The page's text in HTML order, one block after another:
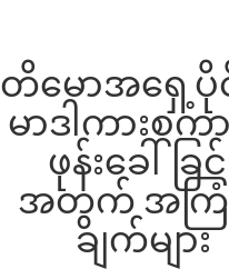
တိမောအရှေ့ပို
မာဒါကားစက
ဖုန်းခေါ်ခြင်
အတွက် အကြံ
ချက်များ